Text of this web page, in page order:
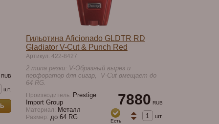
шт.
Гильотина Aficionado GLDTR RD
Gladiator V-Cut & Punch Red
Артикул: 422-8427
2 типа резки: V-Образный вырез и
перфоратор для сигар, V-Cut вмещает до
64 RG.
Производитель: Prestige
Import Group
Материал: Металл
Размер: до 64 RG
7880 RUB
Есть
шт.